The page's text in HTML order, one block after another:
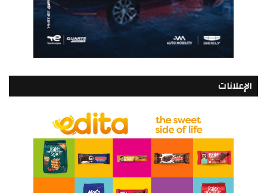
الإعلانات